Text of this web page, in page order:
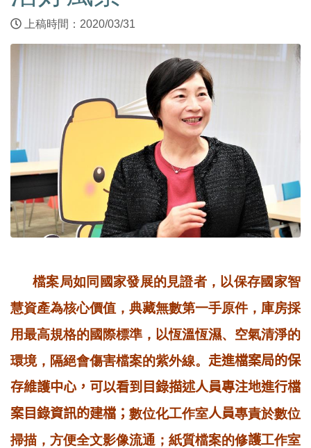
上稿時間：2020/03/31
檔案局如同國家發展的見證者，以保存國家智
慧資產為核心價值，典藏無數第一手原件，庫房採
用最高規格的國際標準，以恆溫恆濕、空氣清淨的
環境，隔絕會傷害檔案的紫外線。 走進檔案局的保
存維護中心，可以看到目錄描述人員專注地進行檔
案目錄資訊的建檔； 數位化工作室人員專責於數位
掃描，方便全文影像流通；紙質檔案的修護工作室